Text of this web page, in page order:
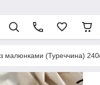
малюнками (Туреччина)